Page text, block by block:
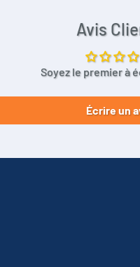
Avis
Soyez le premier à
Écrire un